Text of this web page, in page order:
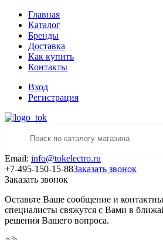
Главная
Каталог
Бренды
Доставка
Как купить
Контакты
Вход
Регистрация
Email: info@tokelectro.ru
+7-495-150-15-88Заказать звонок
Заказать звонок
Оставьте Ваше сообщение и
специалисты свяжутся с Вами в
решения Вашего вопроса.